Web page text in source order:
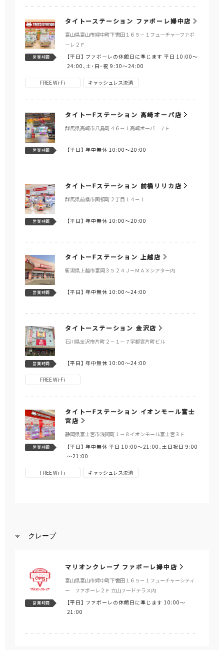
タイトーステーション ファボーレ婦中店
富山県富山市婦中町下轡田１６５－１フューチャーファボ
ーレ２Ｆ
営業時間 【平日】 ファボーレの休館日に準じます 平日 10:00～
24:00、土･日･祝 9:30～24:00
FREE Wi-Fi キャッシュレス決済
タイトーFステーション 高崎オーパ店
群馬県高崎市八島町４６－１高崎オーパ ７Ｆ
営業時間 【平日】年中無休 10:00～20:00
タイトーFステーション 前橋リリカ店
群馬県前橋市国領町２丁目１４－１
営業時間 【平日】年中無休 10:00～20:00
タイトーFステーション 上越店
新潟県上越市富岡３５２４Ｊ－ＭＡＸシアター内
営業時間 【平日】年中無休 10:00～24:00
タイトーステーション 金沢店
石川県金沢市片町２－１－７宇都宮片町ビル
営業時間 【平日】年中無休 10:00～24:00
FREE Wi-Fi
タイトーFステーション イオンモール富士
宮店
静岡県富士宮市浅間町１－８イオンモール富士宮３Ｆ
営業時間 【平日】年中無休 平日 10:00～21:00、土日祝日 9:00
～21:00
FREE Wi-Fi キャッシュレス決済
クレープ
マリオンクレープ ファボーレ婦中店
富山県富山市婦中町下轡田１６５－１フューチャーシティ
ー ファボーレ２Ｆ 立山フードテラス内
営業時間 【平日】 ファボーレの休館日に準じます 10:00～
21:00